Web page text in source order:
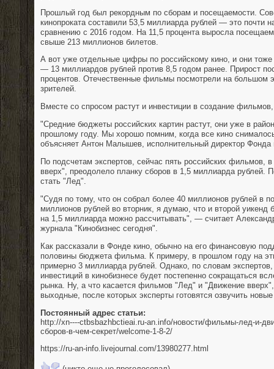
Прошлый год был рекордным по сборам и посещаемости.
кинопроката составили 53,5 миллиарда рублей — это почти
сравнению с 2016 годом. На 11,5 процента выросла
свыше 213 миллионов билетов.
А вот уже отдельные цифры по российскому кино, и они
— 13 миллиардов рублей против 8,5 годом ранее. Прирост
процентов. Отечественные фильмы посмотрели на большом
зрителей.
Вместе со спросом растут и инвестиции в создание
"Средние бюджеты российских картин растут, они уже в
прошлому году. Мы хорошо помним, когда все кино
объясняет Антон Малышев, исполнительный директор Фонда
По подсчетам экспертов, сейчас пять российских фильмов,
вверх", преодолело планку сборов в 1,5 миллиарда рублей.
стать "Лед".
"Судя по тому, что он собрал более 40 миллионов рублей в
миллионов рублей во вторник, я думаю, что и второй
на 1,5 миллиарда можно рассчитывать", — считает
журнала "Кинобизнес сегодня".
Как рассказали в Фонде кино, обычно на его финансовую
половины бюджета фильма. К примеру, в прошлом году на
примерно 3 миллиарда рублей. Однако, по словам
инвестиций в кинобизнесе будет постепенно сокращаться
рынка. Ну, а что касается фильмов "Лед" и "Движение
выходные, после которых эксперты готовятся озвучить
Постоянный адрес статьи:
http://xn----ctbsbazhbctieai.ru-an.info/новости/фильмы-лед-и-
сборов-в-чем-секрет/welcome-1-8-2/
https://ru-an-info.livejournal.com/13980277.html